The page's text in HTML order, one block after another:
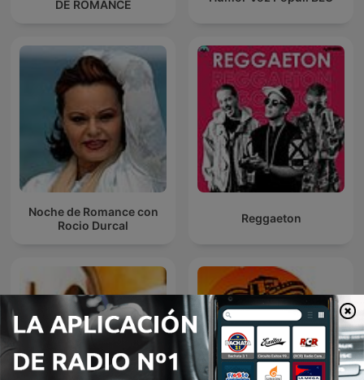
DE ROMANCE
Noche de Romance con
Rocio Durcal
Reggaeton